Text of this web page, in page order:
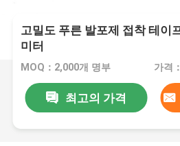
고밀도 푸른 발포제 접착 테이
미터
MOQ：2,000개 명부 가격
최고의 가격